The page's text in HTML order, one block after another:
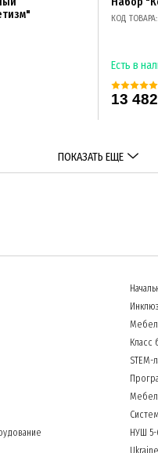
КОД
Есть в
13
ПОКАЗАТЬ ЕЩЕ
Класс
STEM-
НУШ 5-